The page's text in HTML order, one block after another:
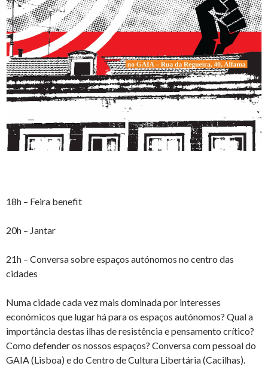
18h – Feira benefit
20h – Jantar
21h – Conversa sobre espaços autónomos no centro das
cidades
Numa cidade cada vez mais dominada por interesses
económicos que lugar há para os espaços autónomos? Qual a
importância destas ilhas de resistência e pensamento crítico?
Como defender os nossos espaços? Conversa com pessoal do
GAIA (Lisboa) e do Centro de Cultura Libertária (Cacilhas).